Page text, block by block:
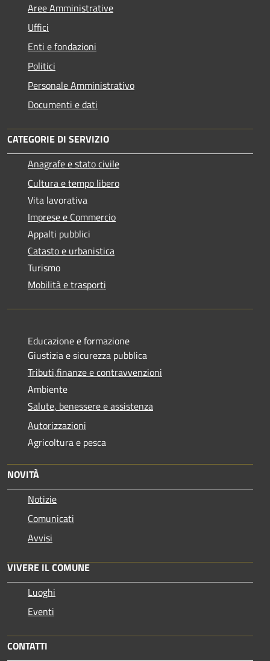
Aree Amministrative
Uffici
Enti e fondazioni
Politici
Personale Amministrativo
Documenti e dati
CATEGORIE DI SERVIZIO
Anagrafe e stato civile
Cultura e tempo libero
Vita lavorativa
Imprese e Commercio
Appalti pubblici
Catasto e urbanistica
Turismo
Mobilità e trasporti
Educazione e formazione
Giustizia e sicurezza pubblica
Tributi,finanze e contravvenzioni
Ambiente
Salute, benessere e assistenza
Autorizzazioni
Agricoltura e pesca
NOVITÀ
Notizie
Comunicati
Avvisi
VIVERE IL COMUNE
Luoghi
Eventi
CONTATTI